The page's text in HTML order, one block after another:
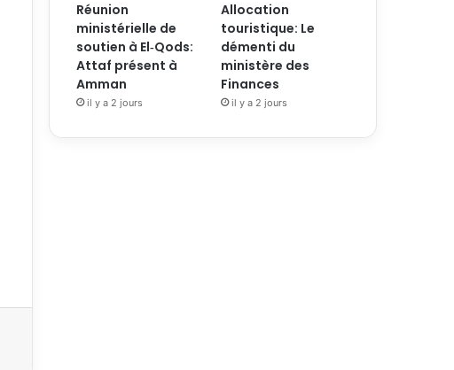
Réunion
ministérielle de
soutien à El‑Qods:
Attaf présent à
Amman
il y a 2 jours
Allocation
touristique: Le
démenti du
ministère des
Finances
il y a 2 jours